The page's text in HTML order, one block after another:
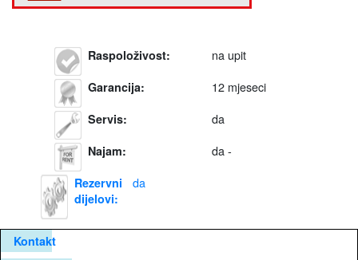
Raspoloživost: na upit
Garancija: 12 mjeseci
Servis: da
Najam: da -
Rezervni
dijelovi:
da
Kontakt